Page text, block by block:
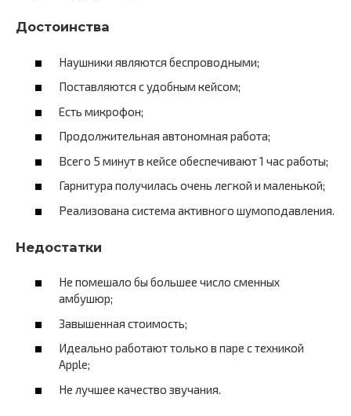
Достоинства
Наушники являются беспроводными;
Поставляются с удобным кейсом;
Есть микрофон;
Продолжительная автономная работа;
Всего 5 минут в кейсе обеспечивают 1 час работы;
Гарнитура получилась очень легкой и маленькой;
Реализована система активного шумоподавления.
Недостатки
Не помешало бы большее число сменных
амбушюр;
Завышенная стоимость;
Идеально работают только в паре с техникой
Apple;
Не лучшее качество звучания.